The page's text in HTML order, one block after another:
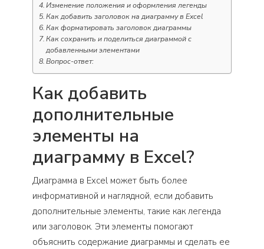
Изменение положения и оформления легенды
Как добавить заголовок на диаграмму в Excel
Как форматировать заголовок диаграммы
Как сохранить и поделиться диаграммой с
добавленными элементами
Вопрос-ответ:
Как добавить
дополнительные
элементы на
диаграмму в Excel?
Диаграмма в Excel может быть более
информативной и наглядной, если добавить
дополнительные элементы, такие как легенда
или заголовок. Эти элементы помогают
объяснить содержание диаграммы и сделать ее